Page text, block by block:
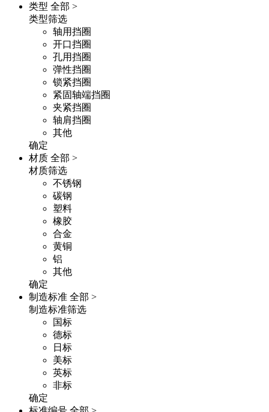
类型 全部 >
类型筛选
轴用挡圈
开口挡圈
孔用挡圈
弹性挡圈
锁紧挡圈
紧固轴端挡圈
夹紧挡圈
轴肩挡圈
其他
确定
材质 全部 >
材质筛选
不锈钢
碳钢
塑料
橡胶
合金
黄铜
铝
其他
确定
制造标准 全部 >
制造标准筛选
国标
德标
日标
美标
英标
非标
确定